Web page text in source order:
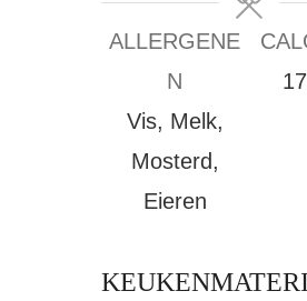
ALLERGENE
N
Vis, Melk,
Mosterd,
Eieren